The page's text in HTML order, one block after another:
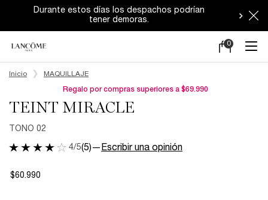
Durante estos días los despachos podrían
tener demoras.
Mi
0
0 producto
Inicio
MAQUILLAJE
Regalo por compras superiores a $69.990
TEINT MIRACLE
TONO 02
4/5(5)— Escribir una opinión
$60.990